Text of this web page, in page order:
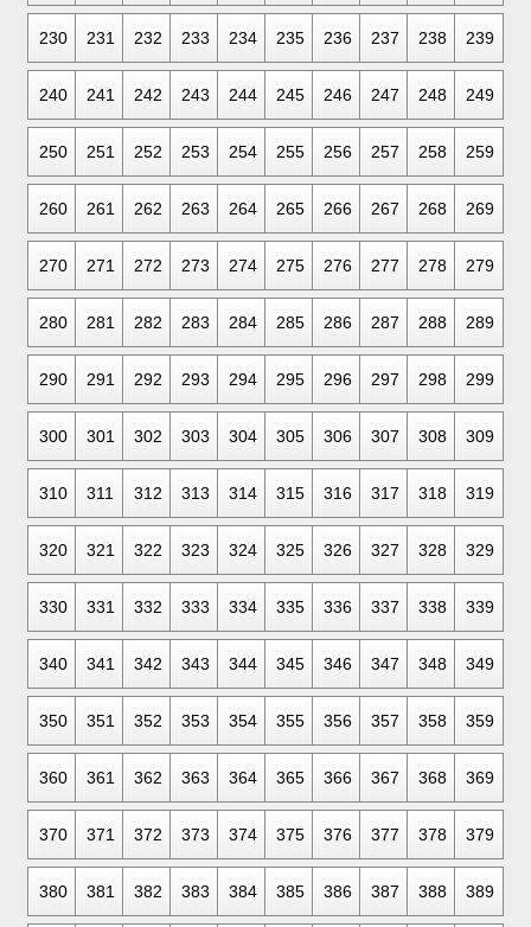
230 231 232 233 234 235 236 237 238 239
240 241 242 243 244 245 246 247 248 249
250 251 252 253 254 255 256 257 258 259
260 261 262 263 264 265 266 267 268 269
270 271 272 273 274 275 276 277 278 279
280 281 282 283 284 285 286 287 288 289
290 291 292 293 294 295 296 297 298 299
300 301 302 303 304 305 306 307 308 309
310 311 312 313 314 315 316 317 318 319
320 321 322 323 324 325 326 327 328 329
330 331 332 333 334 335 336 337 338 339
340 341 342 343 344 345 346 347 348 349
350 351 352 353 354 355 356 357 358 359
360 361 362 363 364 365 366 367 368 369
370 371 372 373 374 375 376 377 378 379
380 381 382 383 384 385 386 387 388 389